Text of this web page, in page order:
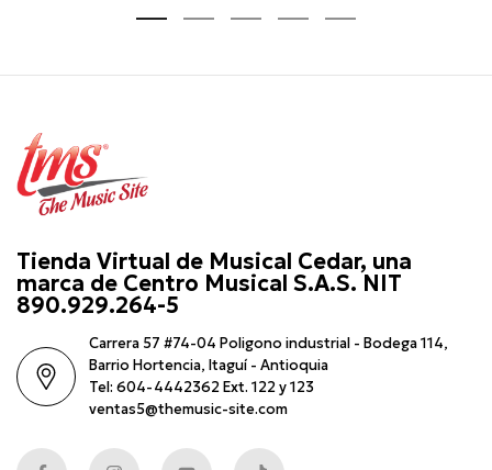
Tienda Virtual de Musical Cedar, una
marca de Centro Musical S.A.S. NIT
890.929.264-5
Carrera 57 #74-04 Poligono industrial - Bodega 114,
Barrio Hortencia, Itaguí - Antioquia
Tel: 604-4442362 Ext. 122 y 123
ventas5@themusic-site.com